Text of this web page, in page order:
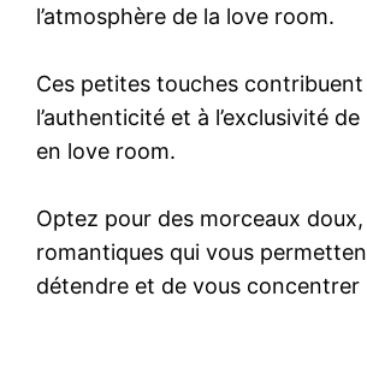
l’atmosphère de la love room.
Ces petites touches contribuent
l’authenticité et à l’exclusivité de
en love room.
Optez pour des morceaux
romantiques qui vous
détendre et de vous concentrer